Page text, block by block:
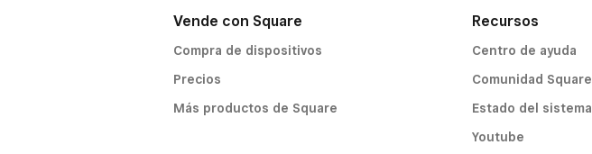
Vende con Square
Compra de dispositivos
Precios
Más productos de Square
Recursos
Centro de ayuda
Comunidad Square
Estado del sistema
Youtube